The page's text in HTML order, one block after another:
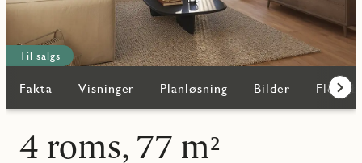
Til salgs
Fakta Visninger Planløsning Bilder Flere
4 roms, 77 m²